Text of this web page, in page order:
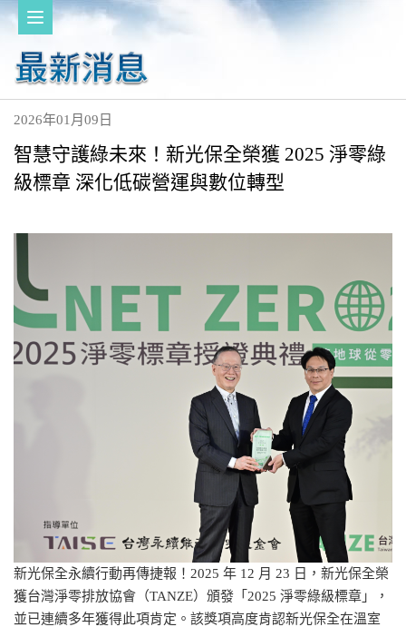
2026年01月09日
智慧守護綠未來！新光保全榮獲 2025 淨零綠
級標章 深化低碳營運與數位轉型
新光保全永續行動再傳捷報！2025 年 12 月 23 日，新光保全榮
獲台灣淨零排放協會（TANZE）頒發「2025 淨零綠級標章」，
並已連續多年獲得此項肯定。該獎項高度肯認新光保全在溫室